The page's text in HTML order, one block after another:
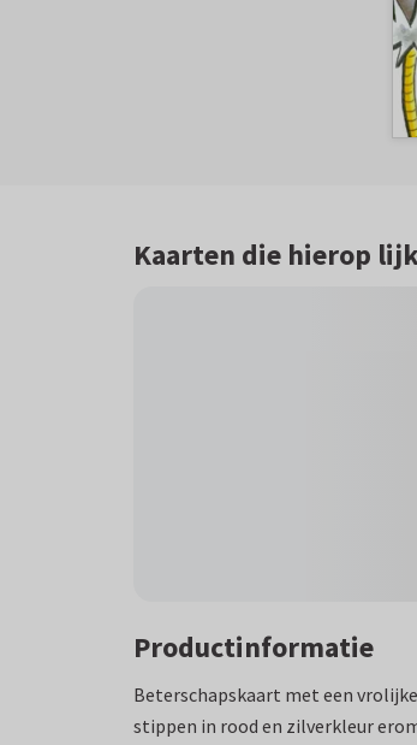
Kaarten die hierop
Productinformatie
Beterschapskaart met een
stippen in rood en zilverkleur